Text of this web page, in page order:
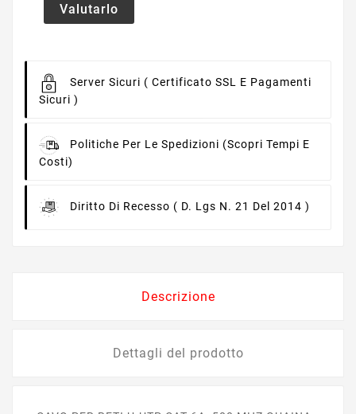
Valutarlo
Server Sicuri ( Certificato SSL E Pagamenti
Sicuri )
Politiche Per Le Spedizioni (scopri Tempi E
Costi)
Diritto Di Recesso ( D. Lgs N. 21 Del 2014 )
Descrizione
Dettagli del prodotto